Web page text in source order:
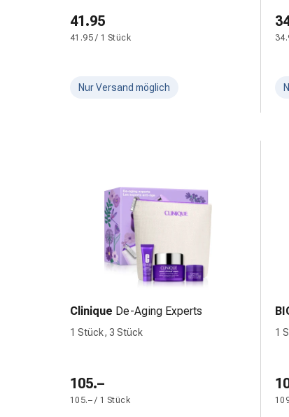
Trockene
Haut
Unreine
Bachblütentherapie
Gemmotherapie
Homöopathie
Pflanzenheilkunde
Schüssler
Anthroposophika
Niere,
Harnwegsbeschwerden
Prostata
41.95
41.95 / 1 Stück
Nur Versand möglich
Clinique De-Aging Experts
1 Stück, 3 Stück
105.–
105.– / 1 Stück
1